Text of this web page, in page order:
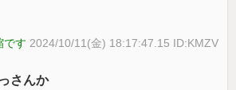
です 2024/10/11(金) 18:17:47.15 ID:KMZV
さんか